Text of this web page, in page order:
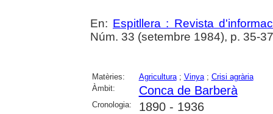
En: Espitllera : Revista
Núm. 33 (setembre 1984), p. 35-37
Matèries: Agricultura; Vinya; Crisi agrària
Àmbit:
Conca de Barberà
Cronologia: 1890 - 1936